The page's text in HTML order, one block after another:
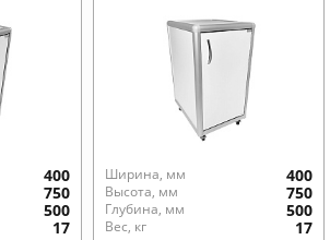
400
750
500
17
Ширина, мм 400
Высота, мм 750
Глубина, мм 500
Вес, кг 17